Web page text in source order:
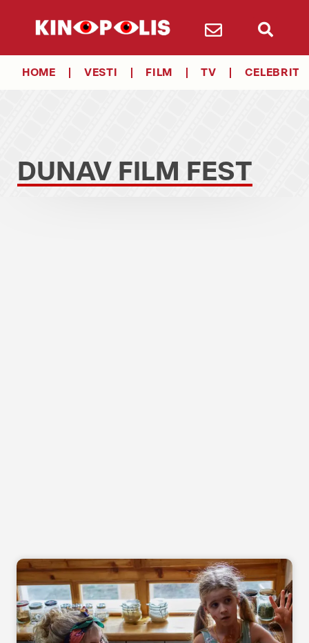
HOME VESTI FILM TV CELEBRITY
DUNAV FILM FEST